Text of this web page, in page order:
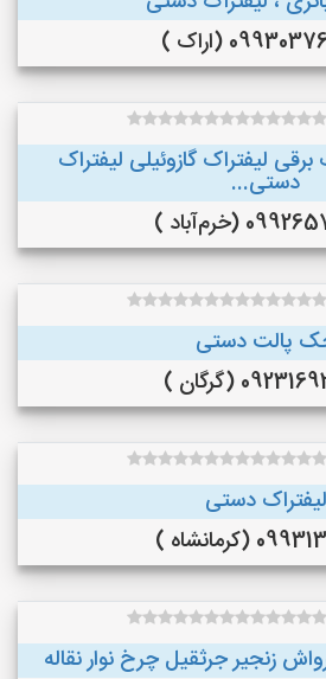
(اراک )
لیفتراک گازوئیلی لیفتراک
دستی...
(خرم‌آباد )
پالت دستی
(گرگان )
لیفتراک دستی
(کرمانشاه )
زنجیر جرثقیل چرخ نوار نقاله